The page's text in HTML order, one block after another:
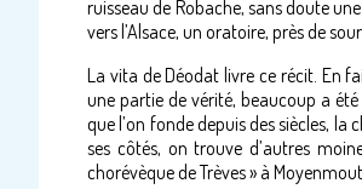
ruisseau de Robache, sans doute
vers l’Alsace, un oratoire, près de
La vita de Déodat livre ce récit. En
une partie de vérité, beaucoup a
que l’on fonde depuis des siècles,
ses côtés, on trouve d’autres
chorévèque de Trèves » à